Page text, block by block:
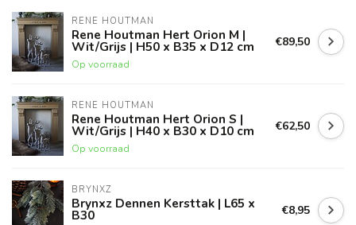
RENE HOUTMAN
Rene Houtman Hert Orion M |
Wit/Grijs | H50 x B35 x D12 cm
Op voorraad
€89,50
RENE HOUTMAN
Rene Houtman Hert Orion S |
Wit/Grijs | H40 x B30 x D10 cm
Op voorraad
€62,50
BRYNXZ
Brynxz Dennen Kersttak | L65 x
B30 €8,95